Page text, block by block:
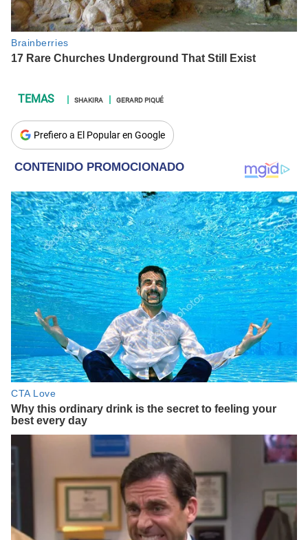
SHAKIRA GERARD PIQUÉ
Prefiero a El Popular en Google